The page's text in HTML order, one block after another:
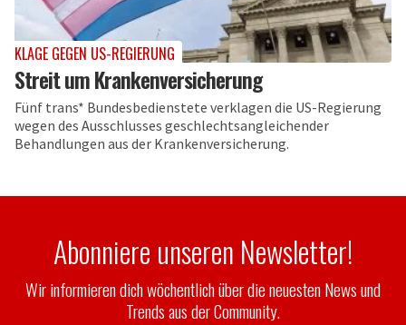
KLAGE GEGEN US-REGIERUNG
Streit um Krankenversicherung
Fünf trans* Bundesbedienstete verklagen die US-Regierung
wegen des Ausschlusses geschlechtsangleichender
Behandlungen aus der Krankenversicherung.
Abonniere unseren Newsletter!
Wir informieren dich wöchentlich über die neuesten News und
Trends aus der Community.